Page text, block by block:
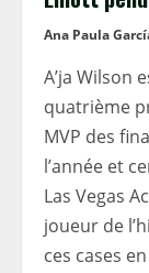
Ana Paula
A’ja Wilson
quatrième
MVP des
l’année et
Las Vegas
joueur de
ces cases